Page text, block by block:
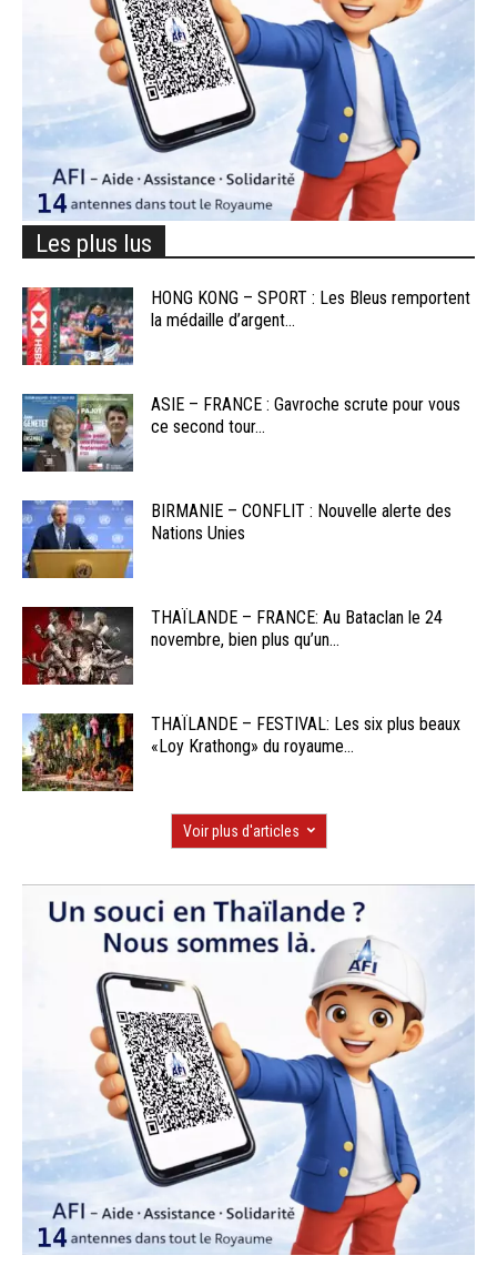
Les plus lus
HONG KONG – SPORT : Les Bleus remportent
la médaille d’argent...
ASIE – FRANCE : Gavroche scrute pour vous
ce second tour...
BIRMANIE – CONFLIT : Nouvelle alerte des
Nations Unies
THAÏLANDE – FRANCE: Au Bataclan le 24
novembre, bien plus qu’un...
THAÏLANDE – FESTIVAL: Les six plus beaux
«Loy Krathong» du royaume...
Voir plus d'articles